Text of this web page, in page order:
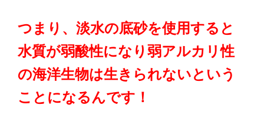
つまり、淡水の底砂を使用すると
水質が弱酸性になり弱アルカリ性
の海洋生物は生きられないという
ことになるんです！